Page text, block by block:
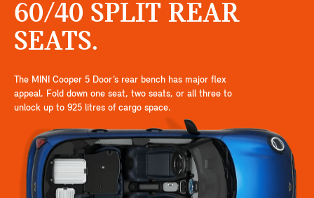
60/40 SPLIT REAR
SEATS.
The MINI Cooper 5 Door’s rear bench has major flex
appeal. Fold down one seat, two seats, or all three to
unlock up to 925 litres of cargo space.